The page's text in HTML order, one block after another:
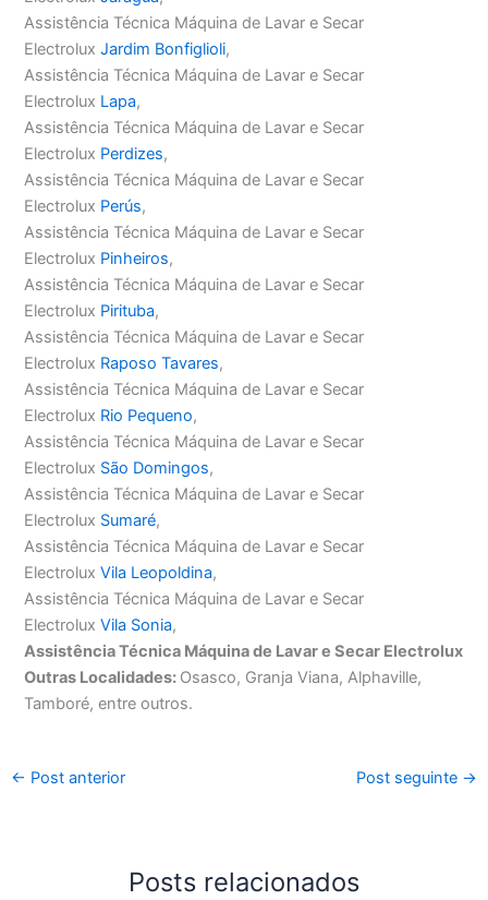
Assistência Técnica Máquina de Lavar e Secar
ElectroluxJardim Bonfiglioli,
Assistência Técnica Máquina de Lavar e Secar
Electrolux Lapa,
Assistência Técnica Máquina de Lavar e Secar
Electrolux Perdizes,
Assistência Técnica Máquina de Lavar e Secar
Electrolux Perús,
Assistência Técnica Máquina de Lavar e Secar
Electrolux Pinheiros,
Assistência Técnica Máquina de Lavar e Secar
Electrolux Pirituba,
Assistência Técnica Máquina de Lavar e Secar
Electrolux Raposo Tavares,
Assistência Técnica Máquina de Lavar e Secar
Electrolux Rio Pequeno,
Assistência Técnica Máquina de Lavar e Secar
Electrolux São Domingos,
Assistência Técnica Máquina de Lavar e Secar
Electrolux Sumaré,
Assistência Técnica Máquina de Lavar e Secar
ElectroluxVila Leopoldina,
Assistência Técnica Máquina de Lavar e Secar
ElectroluxVila Sonia,
Assistência Técnica Máquina de Lavar e Secar Electrolux
Outras Localidades: Osasco, Granja Viana, Alphaville,
Tamboré, entre outros.
← Post anterior Post seguinte →
Posts relacionados